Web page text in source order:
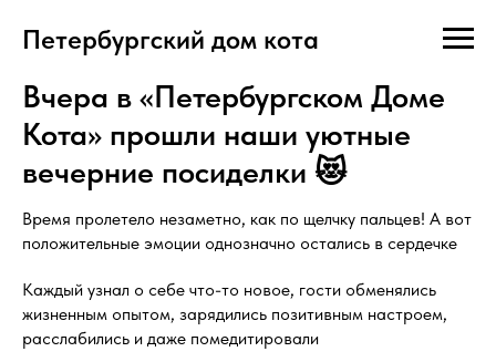
Петербургский дом кота
Вчера в «Петербургском Доме
Кота» прошли наши уютные
вечерние посиделки 😻
Время пролетело незаметно, как по щелчку пальцев! А вот
положительные эмоции однозначно остались в сердечке
Каждый узнал о себе что-то новое, гости обменялись
жизненным опытом, зарядились позитивным настроем,
расслабились и даже помедитировали